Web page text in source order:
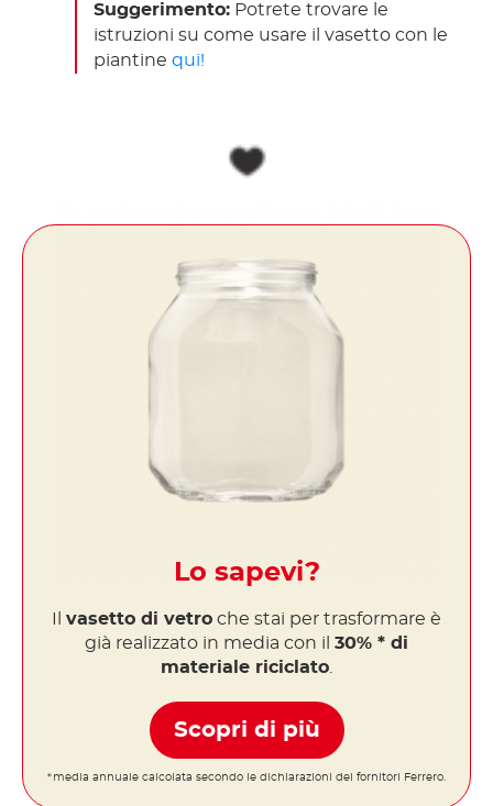
Suggerimento: Potrete trovare le
istruzioni su come usare il vasetto con le
piantine qui!
Lo sapevi?
vasetto di vetro che stai per trasformare è
già realizzato in media con il 30% * di
materiale riciclato
Scopri di più
*media annuale calcolata secondo le dichiarazioni dei fornitori Ferrero.